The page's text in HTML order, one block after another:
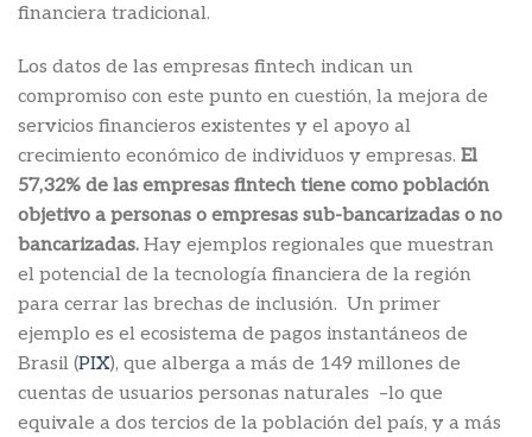
financiera tradicional.
Los datos de las empresas fintech indican un
compromiso con este punto en cuestión, la mejora de
servicios financieros existentes y el apoyo al
crecimiento económico de individuos y empresas. El
57,32% de las empresas fintech tiene como población
objetivo a personas o empresas sub-bancarizadas o no
bancarizadas. Hay ejemplos regionales que muestran
el potencial de la tecnología financiera de la región
para cerrar las brechas de inclusión. Un primer
ejemplo es el ecosistema de pagos instantáneos de
Brasil (PIX), que alberga a más de 149 millones de
cuentas de usuarios personas naturales –lo que
equivale a dos tercios de la población del país, y a más